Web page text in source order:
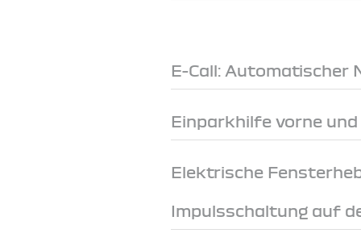
E-Call: Automatischer
Einparkhilfe vorne
Elektrische
Impulsschaltung auf